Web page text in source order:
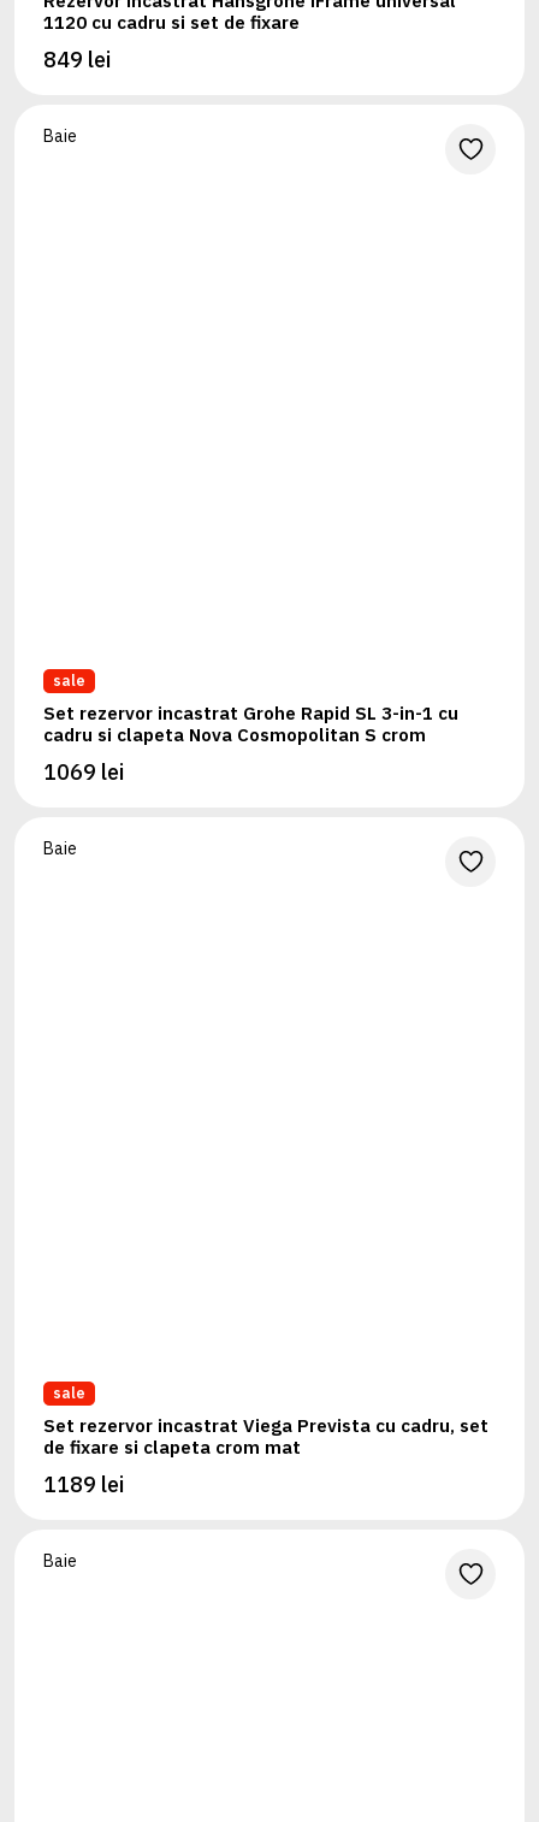
1120 cu cadru si set de fixare
849 lei
Baie
sale
Set rezervor incastrat Grohe Rapid SL 3-in-1 cu
cadru si clapeta Nova Cosmopolitan S crom
1069 lei
Baie
sale
Set rezervor incastrat Viega Prevista cu cadru, set
de fixare si clapeta crom mat
1189 lei
Baie